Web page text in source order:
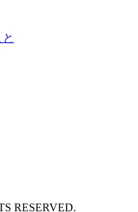
RESERVED.